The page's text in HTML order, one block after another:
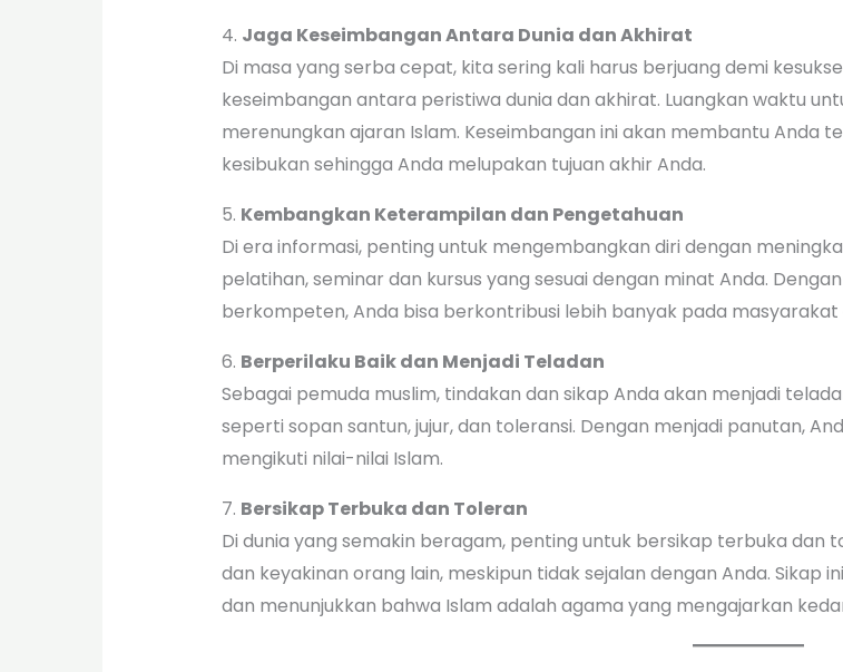
4. Jaga Keseimbangan Antara Dunia dan Akhirat
Di masa yang serba cepat, kita sering kali harus berjuang demi
keseimbangan antara peristiwa dunia dan akhirat. Luangkan waktu
merenungkan ajaran Islam. Keseimbangan ini akan membantu Anda
kesibukan sehingga Anda melupakan tujuan akhir Anda.
5. Kembangkan Keterampilan dan Pengetahuan
Di era informasi, penting untuk mengembangkan diri dengan
pelatihan, seminar dan kursus yang sesuai dengan minat Anda.
berkompeten, Anda bisa berkontribusi lebih banyak pada masyarakat
6. Berperilaku Baik dan Menjadi Teladan
Sebagai pemuda muslim, tindakan dan sikap Anda akan menjadi
seperti sopan santun, jujur, dan toleransi. Dengan menjadi panutan,
mengikuti nilai-nilai Islam.
7. Bersikap Terbuka dan Toleran
Di dunia yang semakin beragam, penting untuk bersikap terbuka
dan keyakinan orang lain, meskipun tidak sejalan dengan Anda. Sikap
dan menunjukkan bahwa Islam adalah agama yang mengajarkan